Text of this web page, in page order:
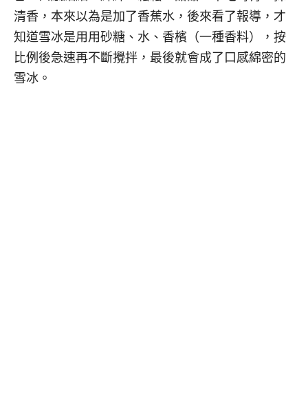
清香，本來以為是加了香蕉水，後來看了報導，才
知道雪冰是用用砂糖、水、香檳（一種香料），按
比例後急速再不斷攪拌，最後就會成了口感綿密的
雪冰。